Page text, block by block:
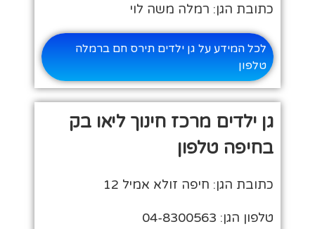
כתובת הגן: רמלה משה לוי
לכל המידע על גן ילדים תירס חם ברמלה
טלפון
גן ילדים מרכז חינוך ליאו בק
בחיפה טלפון
כתובת הגן: חיפה זולא אמיל 12
טלפון הגן: 04-8300563